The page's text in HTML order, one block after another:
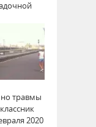
травмы
2020